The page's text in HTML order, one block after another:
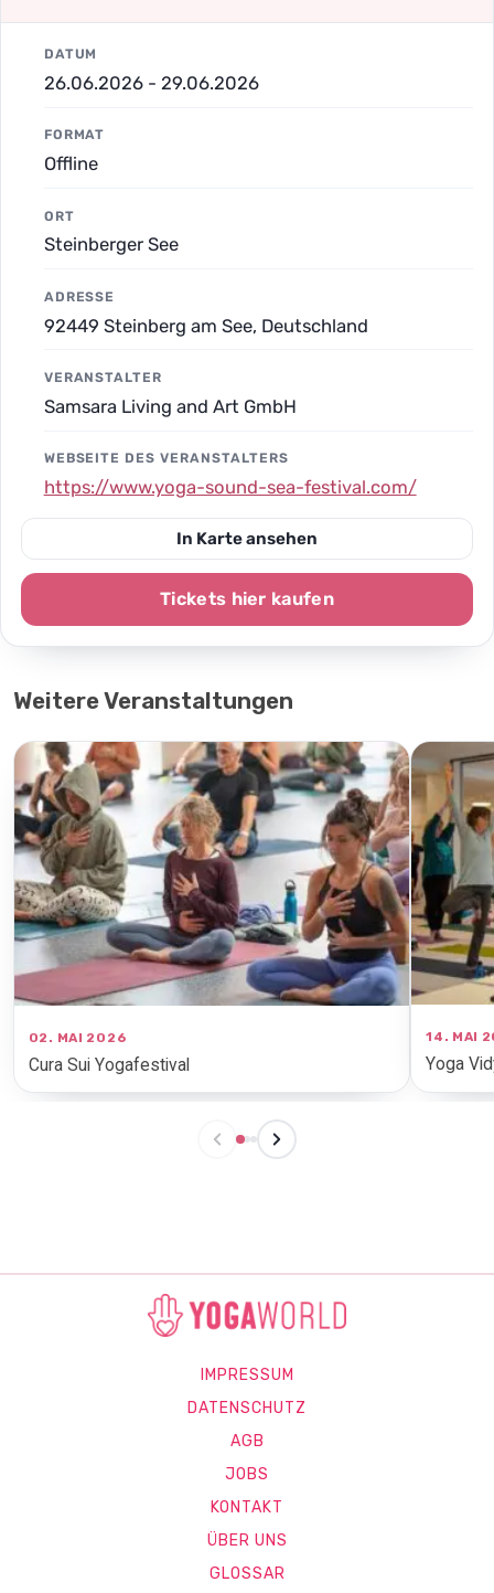
DATUM
26.06.2026 - 29.06.2026
FORMAT
Offline
ORT
Steinberger See
ADRESSE
92449 Steinberg am See, Deutschland
VERANSTALTER
Samsara Living and Art GmbH
WEBSEITE DES VERANSTALTERS
https://www.yoga-sound-sea-festival.com/
In Karte ansehen
Tickets hier kaufen
Weitere Veranstaltungen
02. MAI 2026
Cura Sui Yogafestival
14. MAI
Yoga
IMPRESSUM
DATENSCHUTZ
AGB
JOBS
KONTAKT
ÜBER UNS
GLOSSAR